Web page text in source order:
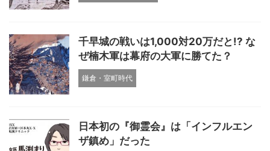
千早城の戦いは1,000対20万だと!? な
ぜ楠木軍は幕府の大軍に勝てた？
鎌倉・室町時代
日本初の『御霊会』は「インフルエン
ザ鎮め」だった